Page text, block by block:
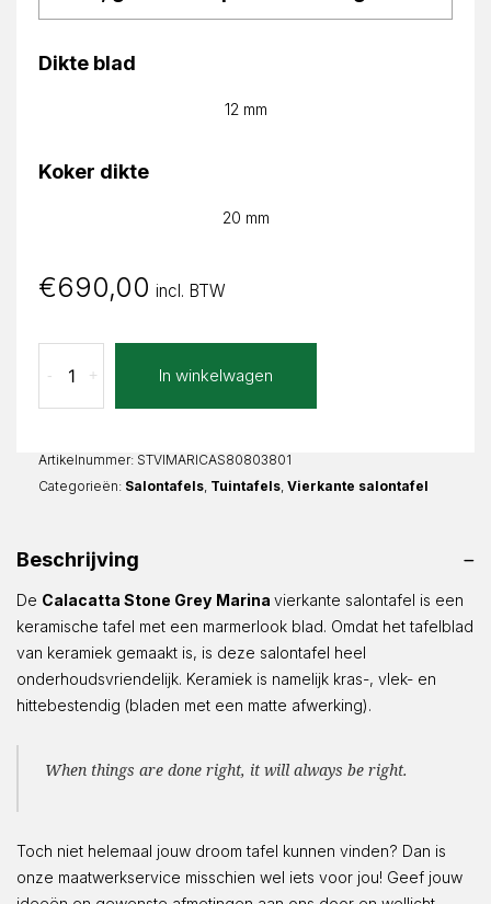
Dikte blad
12 mm
Koker dikte
20 mm
€690,00 incl. BTW
Stone
Grey
Vierkant
aantal
+
- In winkelwagen
Artikelnummer: STVIMARICAS80803801
Categorieën: Salontafels Tuintafels Vierkante salontafel
Beschrijving
De Calacatta Stone Grey Marina vierkante salontafel is een
keramische tafel met een marmerlook blad. Omdat het tafelblad
van keramiek gemaakt is, is deze salontafel heel
onderhoudsvriendelijk. Keramiek is namelijk kras-, vlek- en
hittebestendig (bladen met een matte afwerking).
When things are done right, it will always be right.
Toch niet helemaal jouw droom tafel kunnen vinden? Dan is
onze maatwerkservice misschien wel iets voor jou! Geef jouw